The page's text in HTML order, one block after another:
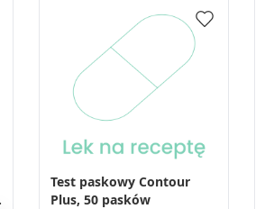
Test paskowy Contour
Plus, 50 pasków